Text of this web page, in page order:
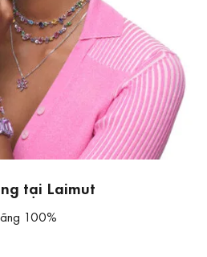
tại Laimut
100%